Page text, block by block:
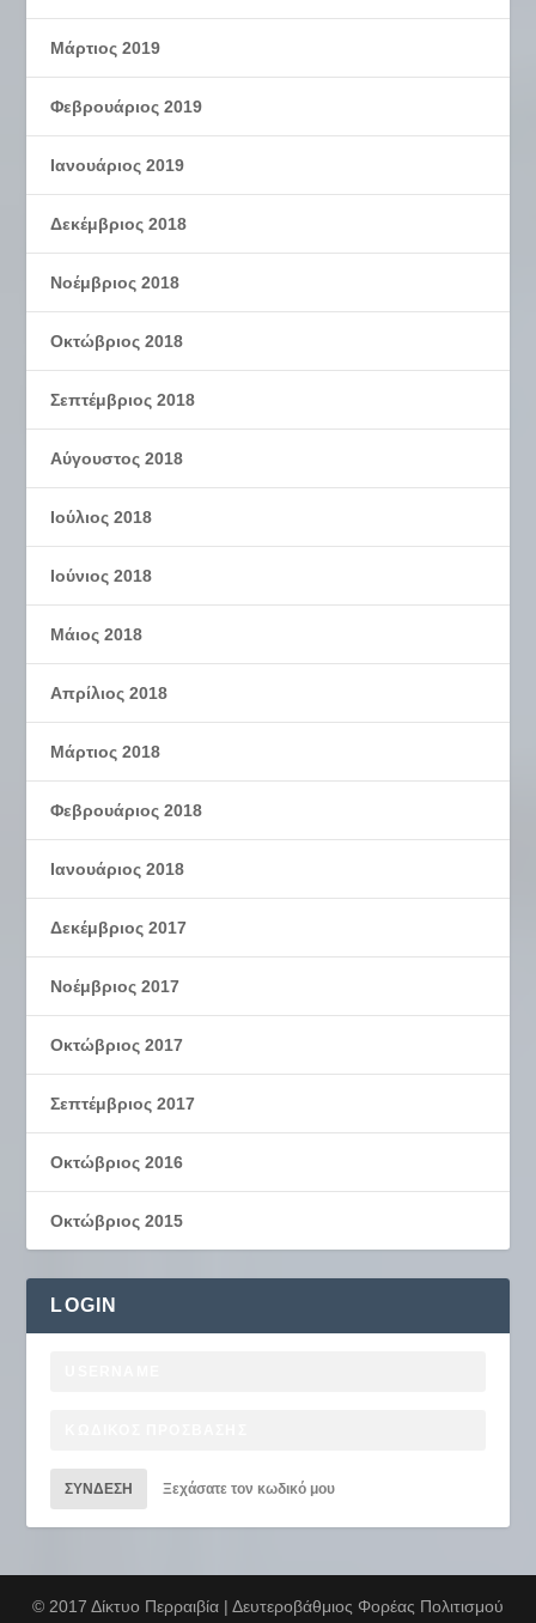
Μάρτιος 2019
Φεβρουάριος 2019
Ιανουάριος 2019
Δεκέμβριος 2018
Νοέμβριος 2018
Οκτώβριος 2018
Σεπτέμβριος 2018
Αύγουστος 2018
Ιούλιος 2018
Ιούνιος 2018
Μάιος 2018
Απρίλιος 2018
Μάρτιος 2018
Φεβρουάριος 2018
Ιανουάριος 2018
Δεκέμβριος 2017
Νοέμβριος 2017
Οκτώβριος 2017
Σεπτέμβριος 2017
Οκτώβριος 2016
Οκτώβριος 2015
LOGIN
ΣΎΝΔΕΣΗ Ξεχάσατε τον κωδικό μου
© 2017 Δίκτυο Περραιβία | Δευτεροβάθμιος Φορέας Πολιτισμού